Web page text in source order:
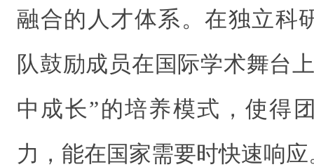
融合的人才体系。在独立科
队鼓励成员在国际学术舞台
中成长”的培养模式，使得
力，能在国家需要时快速响应